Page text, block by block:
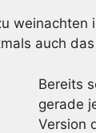
weinachten
auch
Bereits
gerade
Version